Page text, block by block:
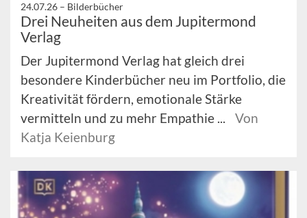
24.07.26 – Bilderbücher
Drei Neuheiten aus dem Jupitermond
Verlag
Der Jupitermond Verlag hat gleich drei
besondere Kinderbücher neu im Portfolio, die
Kreativität fördern, emotionale Stärke
vermitteln und zu mehr Empathie ...
Von
Katja Keienburg